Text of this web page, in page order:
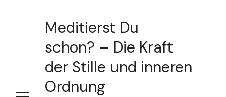
Meditierst Du
schon? – Die Kraft
der Stille und inneren
Ordnung